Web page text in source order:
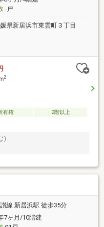
-戸
県新居浜市東雲町３丁目
2
有権
2階以上
線 新居浜駅 徒歩35分
7ヶ月/10階建